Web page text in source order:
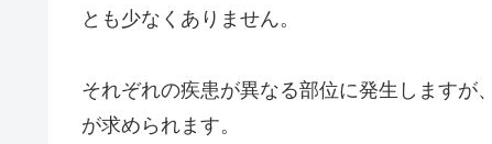
とも少なくありません。
それぞれの疾患が異なる部位に発生しますが
が求められます。